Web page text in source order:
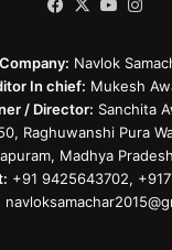
Company: Navlok
In chief: Mukesh
/ Director: Sanchita
Raghuwanshi Pura
Madhya
+91 9425643702,